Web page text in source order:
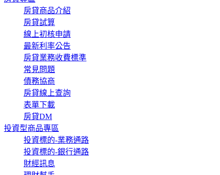
房貸商品介紹
房貸試算
線上初核申請
最新利率公告
房貸業務收費標準
常見問題
債務協商
房貸線上查詢
表單下載
房貸DM
投資型商品專區
投資標的-業務通路
投資標的-銀行通路
財經訊息